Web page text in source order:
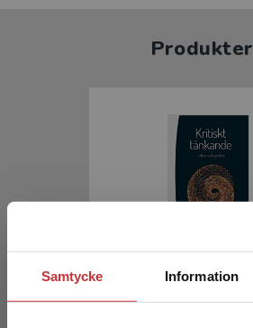
Samtycke Information
Produkter
Kritiskt tänkande